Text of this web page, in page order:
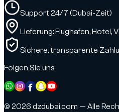
Support 24/7 (Dubai-Zeit)
Lieferung: Flughafen, Hotel,
Sichere, transparente
Folgen Sie uns
© 2026 dzdubai.com — Alle